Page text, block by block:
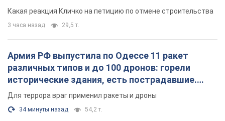
небоскреба "московского верующего"
Какая реакция Кличко на петицию по отмене строительства
3 часа назад 29,5 т.
Армия РФ выпустила по Одессе 11 ракет
различных типов и до 100 дронов: горели
исторические здания, есть пострадавшие.
Фото и видео
Для террора враг применил ракеты и дроны
34 минуты назад 54,2 т.